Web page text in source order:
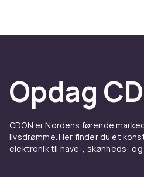
Opdag
CDON er Nordens førende
livsdrømme. Her finder du et
elektronik til have-, skønheds-